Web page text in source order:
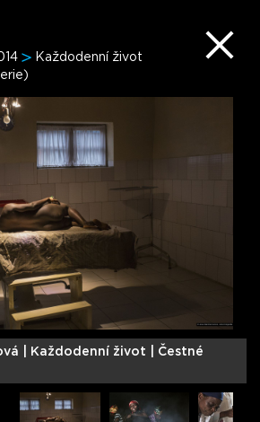
Každodenní život
|
Každodenní život | Čestné